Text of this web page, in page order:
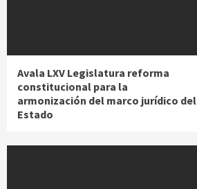
Avala LXV Legislatura reforma
constitucional para la
armonización del marco jurídico del
Estado